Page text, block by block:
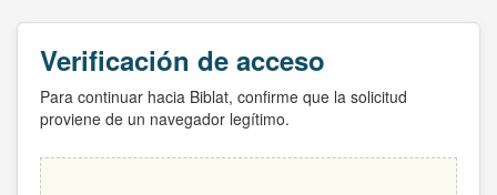
Verificación de acceso
Para continuar hacia Biblat, confirme que la solicitud
proviene de un navegador legítimo.